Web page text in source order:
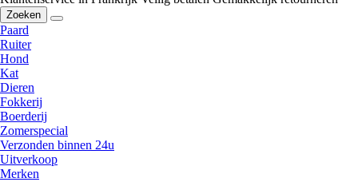
Zoeken
Paard
Ruiter
Hond
Kat
Dieren
Fokkerij
Boerderij
Zomerspecial
Verzonden binnen 24u
Uitverkoop
Merken